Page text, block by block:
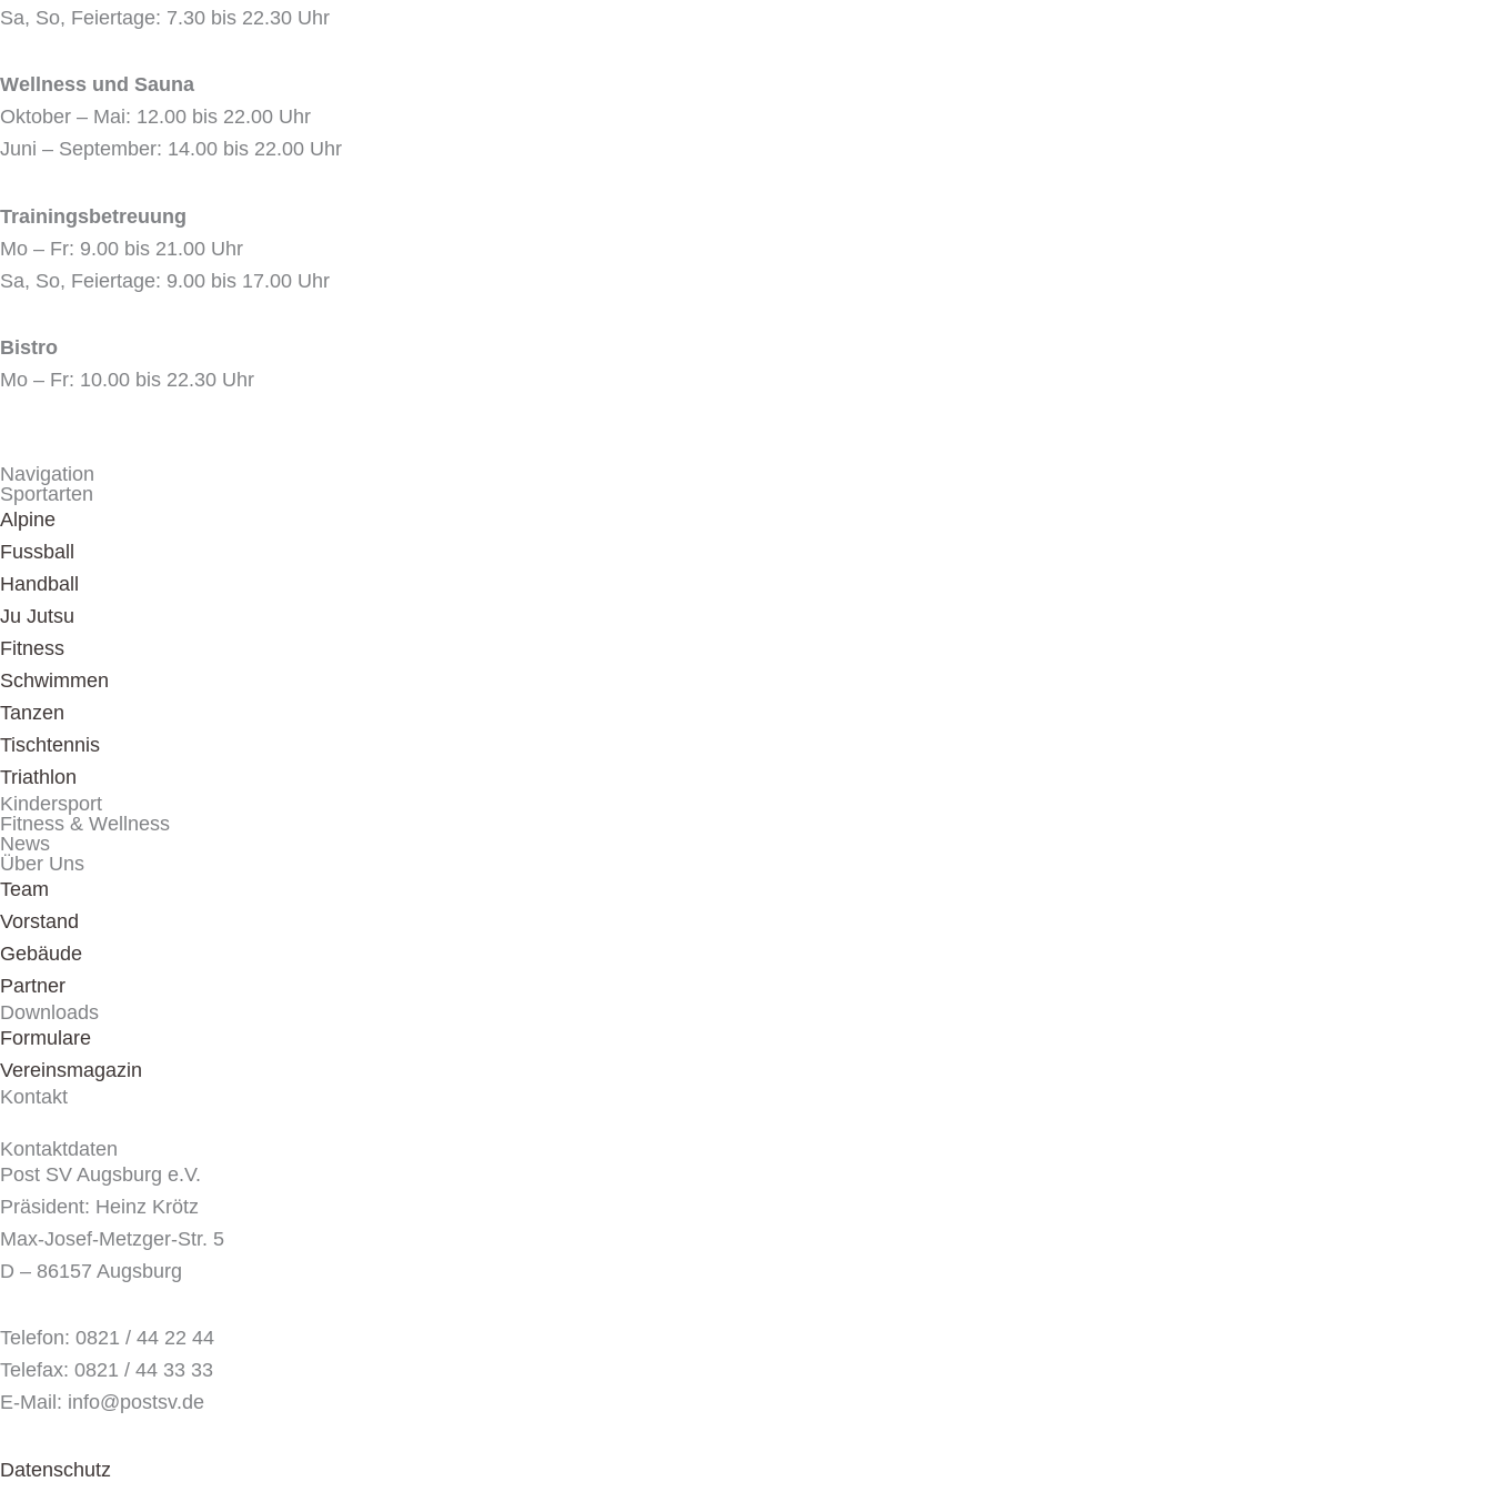
o
k
t
r
e
Sa, So, Feiertage: 7.30 bis 22.30 Uhr
Wellness und Sauna
Oktober – Mai: 12.00 bis 22.00 Uhr
Juni – September: 14.00 bis 22.00 Uhr
Trainingsbetreuung
Mo – Fr: 9.00 bis 21.00 Uhr
Sa, So, Feiertage: 9.00 bis 17.00 Uhr
Bistro
Mo – Fr: 10.00 bis 22.30 Uhr
Navigation
Sportarten
Alpine
Fussball
Handball
Ju Jutsu
Fitness
Schwimmen
Tanzen
Tischtennis
Triathlon
Kindersport
Fitness & Wellness
News
Über Uns
Team
Vorstand
Gebäude
Partner
Downloads
Formulare
Vereinsmagazin
Kontakt
Kontaktdaten
Post SV Augsburg e.V.
Präsident: Heinz Krötz
Max-Josef-Metzger-Str. 5
D – 86157 Augsburg
Telefon: 0821 / 44 22 44
Telefax: 0821 / 44 33 33
E-Mail: info@postsv.de
Datenschutz